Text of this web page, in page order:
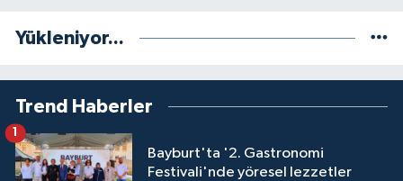
Yükleniyor...
Trend Haberler
Bayburt'ta '2. Gastronomi
Festivali'nde yöresel lezzetler
1